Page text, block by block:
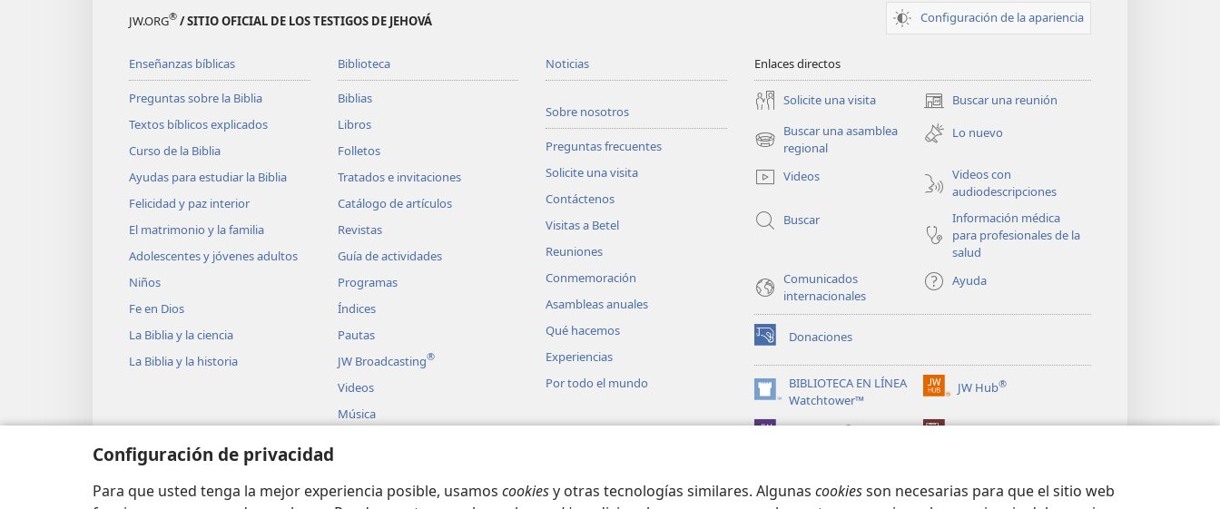
Configuración de privacidad
Para que usted tenga la mejor experiencia posible, usamos cookiesy otras tecnologías similares. Algunas cookiesson necesarias para que el sitio web
JW.ORG® / SITIO OFICIAL DE LOS TESTIGOS DE JEHOVÁ Configuración de la apariencia
Enseñanzas bíblicas
Preguntas sobre la Biblia
Textos bíblicos explicados
Curso de la Biblia
Ayudas para estudiar la Biblia
Felicidad y paz interior
El matrimonio y la familia
Adolescentes y jóvenes adultos
Niños
Fe en Dios
La Biblia y la ciencia
La Biblia y la historia
Biblioteca
Biblias
Libros
Folletos
Tratados e invitaciones
Catálogo de artículos
Revistas
Guía de actividades
Programas
Índices
Pautas
JW Broadcasting®
Videos
Música
Biblia
Noticias
Sobre nosotros
Preguntas frecuentes
Solicite una visita
Contáctenos
Visitas a Betel
Reuniones
Conmemoración
Asambleas anuales
Qué hacemos
Experiencias
Por todo el mundo
Enlaces directos
Solicite una visita Buscar una reunión
(abre
una
nueva
Buscar una asamblea
regional
(abre
nueva
Lo nuevo
Videos
Videos con
audiodescripciones
Buscar
Información médica
para profesionales de la
salud
Comunicados
internacionales
Ayuda
Donaciones
(abre
una
nueva
ventana)
BIBLIOTECA EN LÍNEA
Watchtower™
(abre
una
JW Hub®
(abre
nueva
®